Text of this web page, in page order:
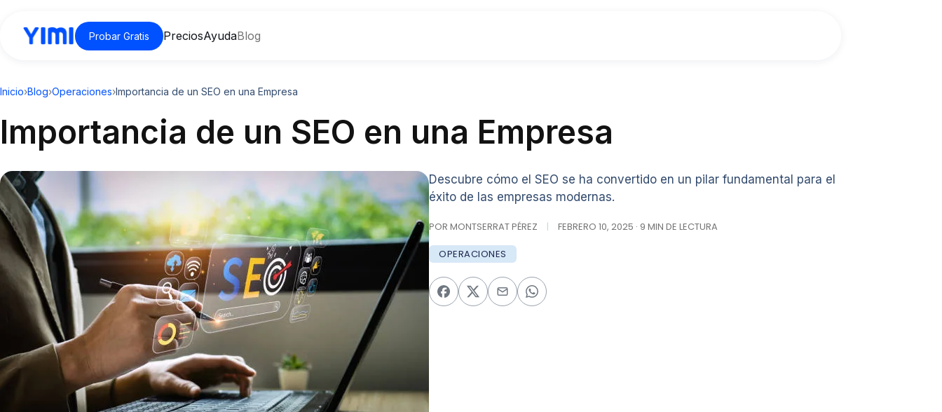
Probar Gratis PreciosAyudaBlog
Inicio›Blog›Operaciones›Importancia de un SEO en una Empresa
Importancia de un SEO en una Empresa
Descubre cómo el SEO se ha convertido en un pilar fundamental para el
éxito de las empresas modernas.
POR MONTSERRAT PÉREZ | FEBRERO 10, 2025 · 9 MIN DE LECTURA
OPERACIONES